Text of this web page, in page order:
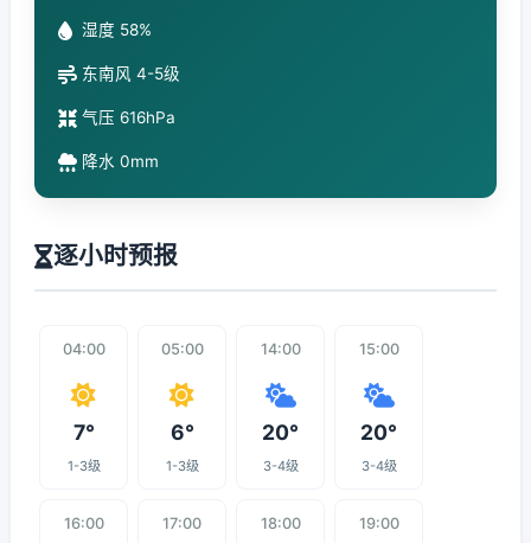
湿度 58%
东南风 4-5级
气压 616hPa
降水 0mm
逐小时预报
04:00
7°
1-3级
05:00
6°
1-3级
14:00
20°
3-4级
15:00
20°
3-4级
16:00 17:00 18:00 19:00